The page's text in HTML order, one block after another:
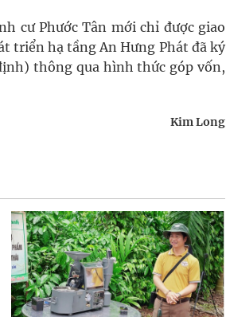
cư Phước Tân mới chỉ được giao
triển hạ tầng An Hưng Phát đã ký
thông qua hình thức góp vốn,
Kim Long